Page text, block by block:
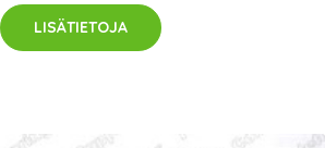
LISÄTIETOJA